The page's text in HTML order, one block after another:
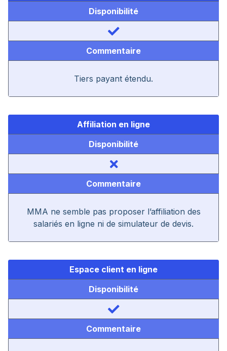
Disponibilité
Commentaire
Tiers payant étendu.
Affiliation en ligne
Disponibilité
Commentaire
MMA ne semble pas proposer l’affiliation des
salariés en ligne ni de simulateur de devis.
Espace client en ligne
Disponibilité
Commentaire